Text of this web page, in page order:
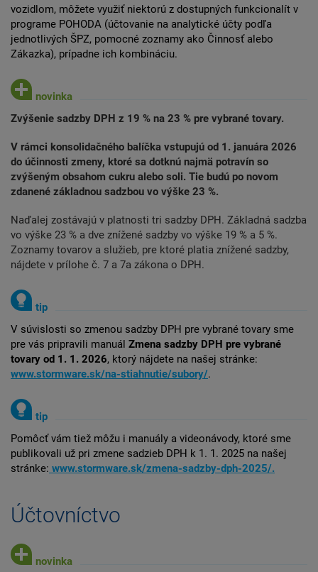
vozidlom, môžete využiť niektorú z dostupných funkcionalít v
programe POHODA (účtovanie na analytické účty podľa
jednotlivých ŠPZ, pomocné zoznamy ako Činnosť alebo
Zákazka), prípadne ich kombináciu.
Zvýšenie sadzby DPH z 19 % na 23 % pre vybrané tovary.
V rámci konsolidačného balíčka vstupujú od 1. januára 2026
do účinnosti zmeny, ktoré sa dotknú najmä potravín so
zvýšeným obsahom cukru alebo soli. Tie budú po novom
zdanené základnou sadzbou vo výške 23 %.
Naďalej zostávajú v platnosti tri sadzby DPH. Základná sadzba
vo výške 23 % a dve znížené sadzby vo výške 19 % a 5 %.
Zoznamy tovarov a služieb, pre ktoré platia znížené sadzby,
nájdete v prílohe č. 7 a 7a zákona o DPH.
V súvislosti so zmenou sadzby DPH pre vybrané tovary sme
pre vás pripravili manuál Zmena sadzby DPH pre vybrané
tovary od 1. 1. 2026, ktorý nájdete na našej stránke:
www.stormware.sk/na-stiahnutie/subory/.
Pomôcť vám tiež môžu i manuály a videonávody, ktoré sme
publikovali už pri zmene sadzieb DPH k 1. 1. 2025 na našej
stránke: www.stormware.sk/zmena-sadzby-dph-2025/.
Účtovníctvo